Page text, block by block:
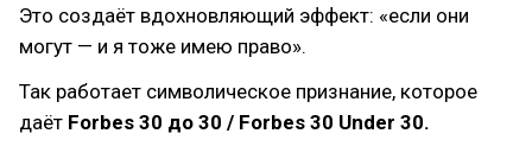
Это создаёт вдохновляющий эффект: «если они
могут — и я тоже имею право».
Так работает символическое признание, которое
даёт Forbes 30 до 30 / Forbes 30 Under 30.